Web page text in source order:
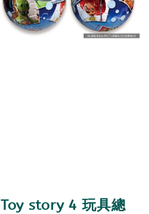
Toy story 4 玩具總